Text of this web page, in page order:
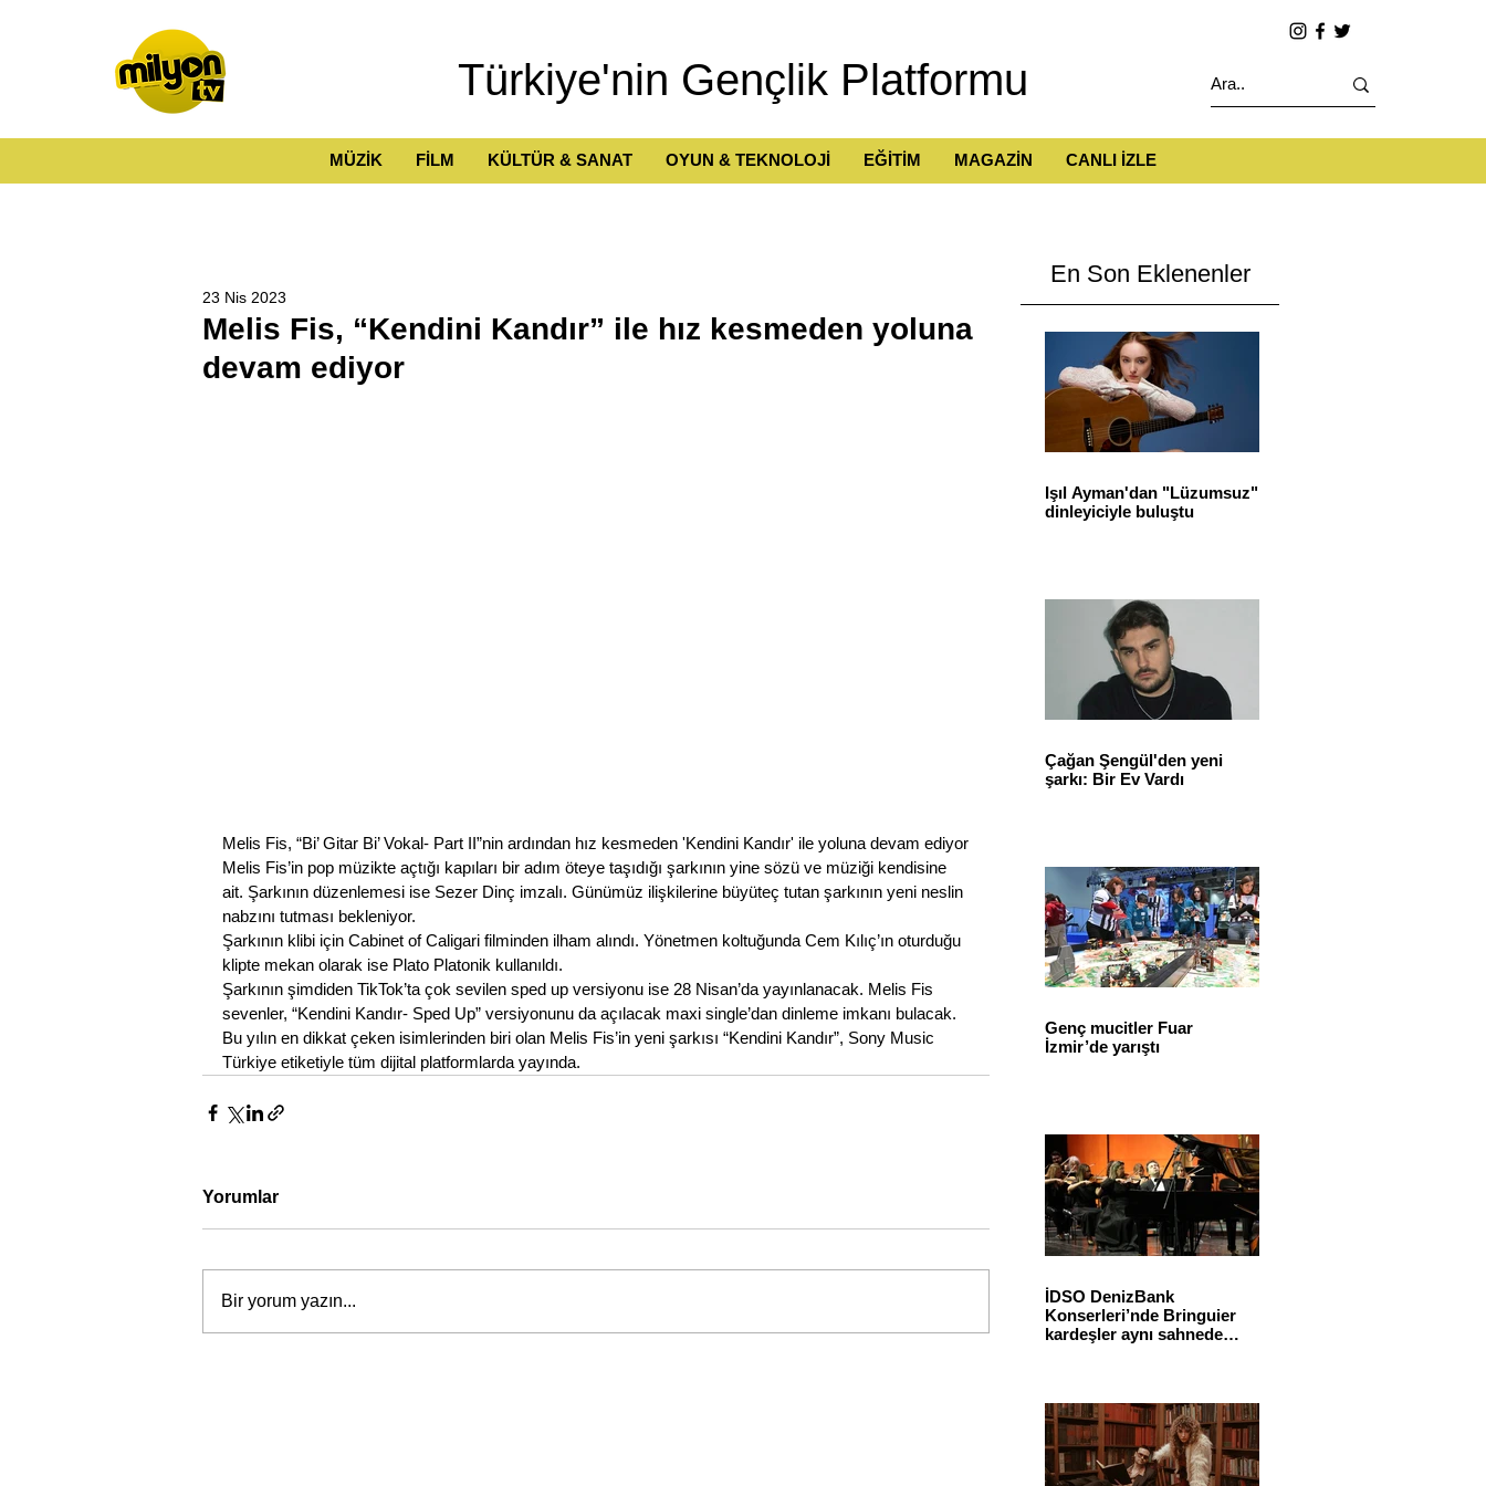
Türkiye'nin Gençlik Platformu
MÜZİK FİLM KÜLTÜR & SANAT OYUN & TEKNOLOJİ EĞİTİM MAGAZİN CANLI İZLE
Melis Fis, “Kendini Kandır” ile hız kesmeden yoluna
devam ediyor
23 Nis 2023
Melis Fis, “Bi’ Gitar Bi’ Vokal- Part II”nin ardından hız kesmeden 'Kendini Kandır' ile yoluna devam ediyor
Melis Fis’in pop müzikte açtığı kapıları bir adım öteye taşıdığı şarkının yine sözü ve müziği kendisine
ait. Şarkının düzenlemesi ise Sezer Dinç imzalı. Günümüz ilişkilerine büyüteç tutan şarkının yeni neslin
nabzını tutması bekleniyor.
Şarkının klibi için Cabinet of Caligari filminden ilham alındı. Yönetmen koltuğunda Cem Kılıç’ın oturduğu
klipte mekan olarak ise Plato Platonik kullanıldı.
Şarkının şimdiden TikTok’ta çok sevilen sped up versiyonu ise 28 Nisan’da yayınlanacak. Melis Fis
sevenler, “Kendini Kandır- Sped Up” versiyonunu da açılacak maxi single’dan dinleme imkanı bulacak.
Bu yılın en dikkat çeken isimlerinden biri olan Melis Fis’in yeni şarkısı “Kendini Kandır”, Sony Music
Türkiye etiketiyle tüm dijital platformlarda yayında.
Yorumlar
Bir yorum yazın...
En Son Eklenenler
Işıl Ayman'dan "Lüzumsuz"
dinleyiciyle buluştu
Çağan Şengül'den yeni
şarkı: Bir Ev Vardı
Genç mucitler Fuar
İzmir’de yarıştı
İDSO DenizBank
Konserleri’nde Bringuier
kardeşler aynı sahnede